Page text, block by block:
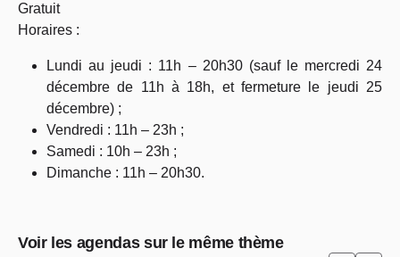
Gratuit
Horaires :
Lundi au jeudi : 11h – 20h30 (sauf le mercredi 24
décembre de 11h à 18h, et fermeture le jeudi 25
décembre) ;
Vendredi : 11h – 23h ;
Samedi : 10h – 23h ;
Dimanche : 11h – 20h30.
Voir les agendas sur le même thème